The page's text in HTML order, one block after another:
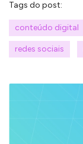
Tags do post:
conteúdo digital
redes sociais